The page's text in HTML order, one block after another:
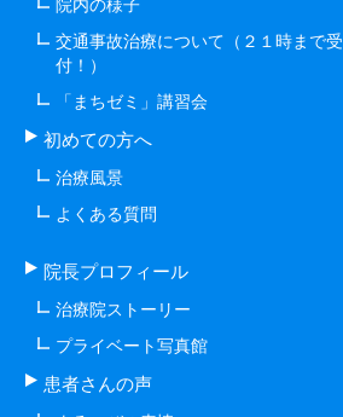
院内の様子
交通事故治療について（２１時まで受
付！）
「まちゼミ」講習会
初めての方へ
治療風景
よくある質問
院長プロフィール
治療院ストーリー
プライベート写真館
患者さんの声